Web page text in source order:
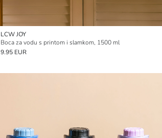
LCW JOY
Boca za vodu s printom i slamkom, 1500 ml
9.95 EUR